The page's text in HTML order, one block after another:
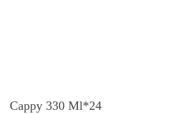
Cappy 330 Ml*24